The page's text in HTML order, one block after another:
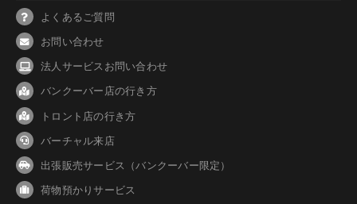
よくあるご質問
お問い合わせ
法人サービスお問い合わせ
バンクーバー店の行き方
トロント店の行き方
バーチャル来店
出張販売サービス（バンクーバー限定）
荷物預かりサービス